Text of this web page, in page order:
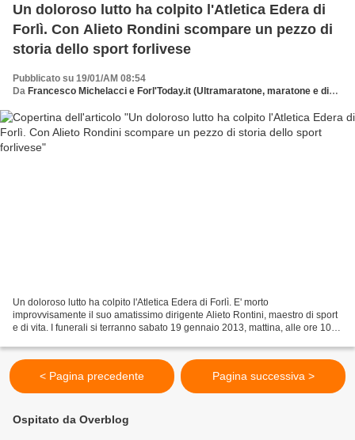
Un doloroso lutto ha colpito l'Atletica Edera di
Forlì. Con Alieto Rondini scompare un pezzo di
storia dello sport forlivese
Pubblicato su 19/01/AM 08:54
Da Francesco Michelacci e Forl'Today.it (Ultramaratone, maratone e dintorni)
Un doloroso lutto ha colpito l'Atletica Edera di Forlì. E' morto
improvvisamente il suo amatissimo dirigente Alieto Rontini, maestro di sport
e di vita. I funerali si terranno sabato 19 gennaio 2013, mattina, alle ore 10
< Pagina precedente Pagina successiva >
Ospitato da Overblog